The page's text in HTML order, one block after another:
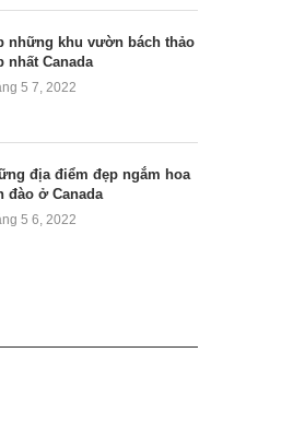
những khu vườn bách thảo
nhất Canada
5 7, 2022
địa điểm đẹp ngắm hoa
đào ở Canada
5 6, 2022